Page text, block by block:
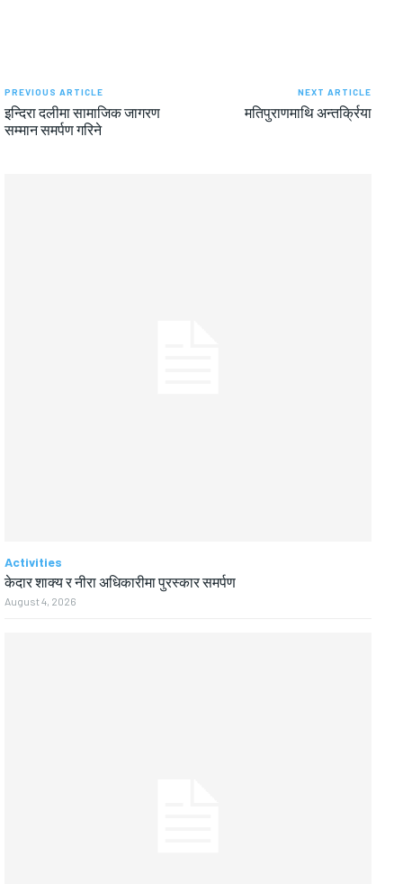
PREVIOUS ARTICLE
इन्दिरा दलीमा सामाजिक जागरण
सम्मान समर्पण गरिने
NEXT ARTICLE
मतिपुराणमाथि अन्तर्क्रिया
Activities
केदार शाक्य र नीरा अधिकारीमा पुरस्कार समर्पण
August 4, 2026